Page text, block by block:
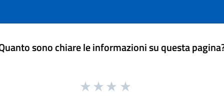
sono chiare le informazioni su questa